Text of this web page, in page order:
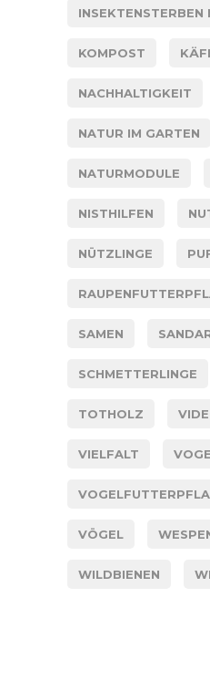
INSEKTENSTERBEN
KOMPOST
NACHHALTIGKEIT
NATUR IM GARTEN
NATURMODULE
NISTHILFEN
NÜTZLINGE
SAMEN
SCHMETTERLINGE
TOTHOLZ
VIELFALT
VÖGEL
WILDBIENEN